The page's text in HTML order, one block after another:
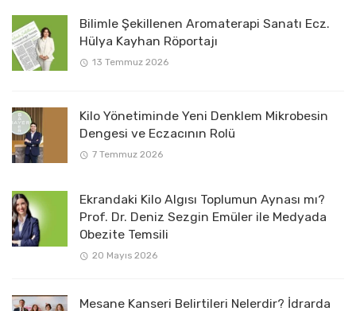
Bilimle Şekillenen Aromaterapi Sanatı Ecz.
Hülya Kayhan Röportajı
13 Temmuz 2026
Kilo Yönetiminde Yeni Denklem Mikrobesin
Dengesi ve Eczacının Rolü
7 Temmuz 2026
Ekrandaki Kilo Algısı Toplumun Aynası mı?
Prof. Dr. Deniz Sezgin Emüler ile Medyada
Obezite Temsili
20 Mayıs 2026
Mesane Kanseri Belirtileri Nelerdir? İdrarda